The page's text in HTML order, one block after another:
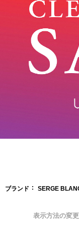
ブランド SERGE
表示方法の変更